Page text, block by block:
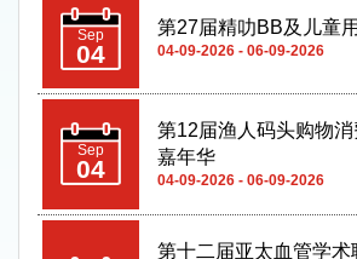
Sep
04
第27届精叻BB及儿童
04-09-2026 - 06-09-2026
Sep
04
第12届渔人码头购物
嘉年华
04-09-2026 - 06-09-2026
第十二届亚太血管学术